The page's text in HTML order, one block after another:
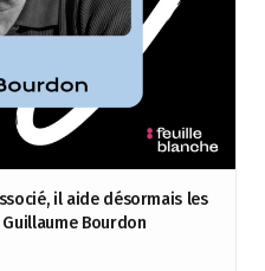
il aide désormais les
Bourdon